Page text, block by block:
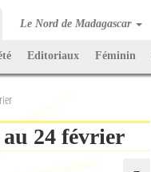
Le Nord de Madagascar
Editoriaux Féminin
24 février